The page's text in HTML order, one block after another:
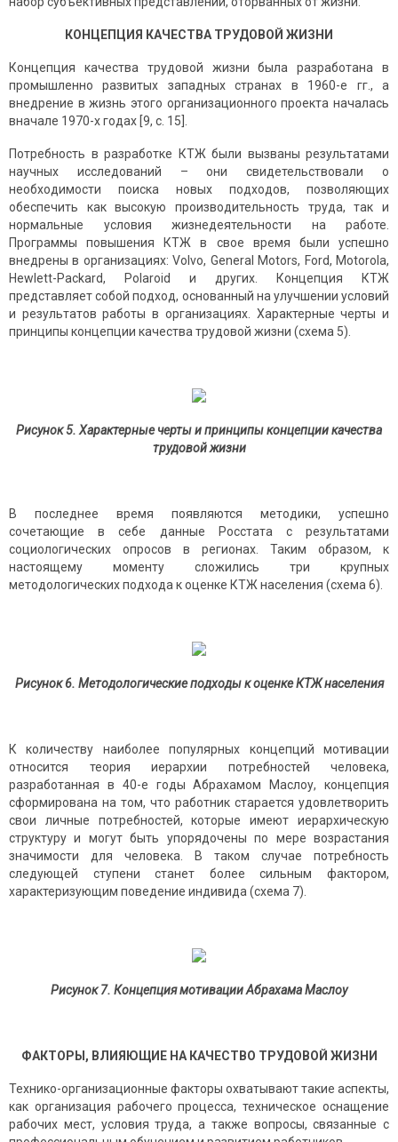
КОНЦЕПЦИЯ КАЧЕСТВА ТРУДОВОЙ ЖИЗНИ
Концепция качества трудовой жизни была разработана в
промышленно развитых западных странах в 1960-е гг., а
внедрение в жизнь этого организационного проекта началась
вначале 1970-х годах [9, с. 15].
Потребность в разработке КТЖ были вызваны результатами
научных исследований – они свидетельствовали о
необходимости поиска новых подходов, позволяющих
обеспечить как высокую производительность труда, так и
нормальные условия жизнедеятельности на работе.
Программы повышения КТЖ в свое время были успешно
внедрены в организациях: Volvo, General Motors, Ford, Motorola,
Hewlett-Packard, Polaroid и других. Концепция КТЖ
представляет собой подход, основанный на улучшении условий
и результатов работы в организациях. Характерные черты и
принципы концепции качества трудовой жизни (схема 5).
Рисунок 5. Характерные черты и принципы концепции качества
трудовой жизни
В последнее время появляются методики, успешно
сочетающие в себе данные Росстата с результатами
социологических опросов в регионах. Таким образом, к
настоящему моменту сложились три крупных
методологических подхода к оценке КТЖ населения (схема 6).
Рисунок 6. Методологические подходы к оценке КТЖ населения
К количеству наиболее популярных концепций мотивации
относится теория иерархии потребностей человека,
разработанная в 40-е годы Абрахамом Маслоу, концепция
сформирована на том, что работник старается удовлетворить
свои личные потребностей, которые имеют иерархическую
структуру и могут быть упорядочены по мере возрастания
значимости для человека. В таком случае потребность
следующей ступени станет более сильным фактором,
характеризующим поведение индивида (схема 7).
Рисунок 7. Концепция мотивации Абрахама Маслоу
ФАКТОРЫ, ВЛИЯЮЩИЕ НА КАЧЕСТВО ТРУДОВОЙ ЖИЗНИ
Технико-организационные факторы охватывают такие аспекты,
как организация рабочего процесса, техническое оснащение
рабочих мест, условия труда, а также вопросы, связанные с